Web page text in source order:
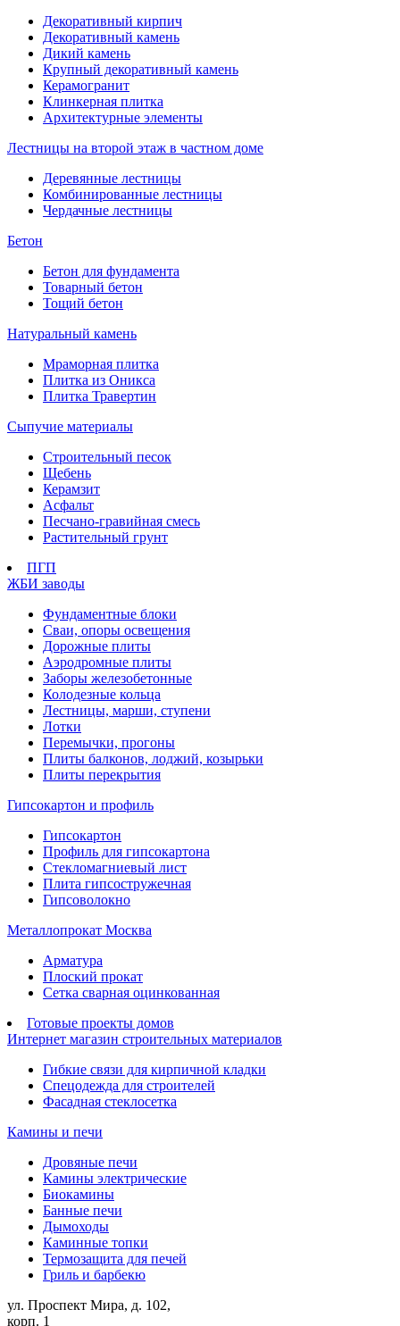
Декоративный кирпич
Декоративный камень
Дикий камень
Крупный декоративный камень
Керамогранит
Клинкерная плитка
Архитектурные элементы
Лестницы на второй этаж в частном доме
Деревянные лестницы
Комбинированные лестницы
Чердачные лестницы
Бетон
Бетон для фундамента
Товарный бетон
Тощий бетон
Натуральный камень
Мраморная плитка
Плитка из Оникса
Плитка Травертин
Сыпучие материалы
Строительный песок
Щебень
Керамзит
Асфальт
Песчано-гравийная смесь
Растительный грунт
ПГП
ЖБИ заводы
Фундаментные блоки
Сваи, опоры освещения
Дорожные плиты
Аэродромные плиты
Заборы железобетонные
Колодезные кольца
Лестницы, марши, ступени
Лотки
Перемычки, прогоны
Плиты балконов, лоджий, козырьки
Плиты перекрытия
Гипсокартон и профиль
Гипсокартон
Профиль для гипсокартона
Стекломагниевый лист
Плита гипсостружечная
Гипсоволокно
Металлопрокат Москва
Арматура
Плоский прокат
Сетка сварная оцинкованная
Готовые проекты домов
Интернет магазин строительных материалов
Гибкие связи для кирпичной кладки
Спецодежда для строителей
Фасадная стеклосетка
Камины и печи
Дровяные печи
Камины электрические
Биокамины
Банные печи
Дымоходы
Каминные топки
Термозащита для печей
Гриль и барбекю
ул. Проспект Мира, д. 102,
корп. 1